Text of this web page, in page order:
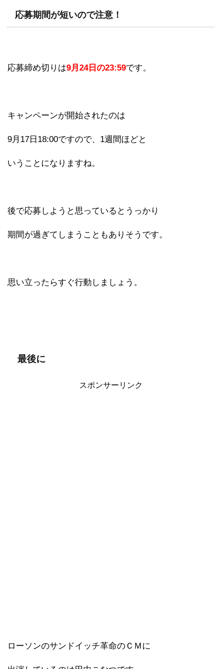
応募期間が短いので注意！
応募締め切りは9月24日の23:59です。
キャンペーンが開始されたのは
9月17日18:00ですので、1週間ほどと
いうことになりますね。
後で応募しようと思っているとうっかり
期間が過ぎてしまうこともありそうです。
思い立ったらすぐ行動しましょう。
最後に
スポンサーリンク
ローソンのサンドイッチ革命のＣＭに